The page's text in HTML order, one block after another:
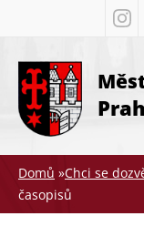
Jste
Domů »Chci se
časopisů